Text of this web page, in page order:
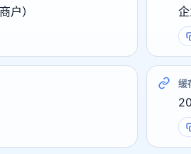
户）
缓